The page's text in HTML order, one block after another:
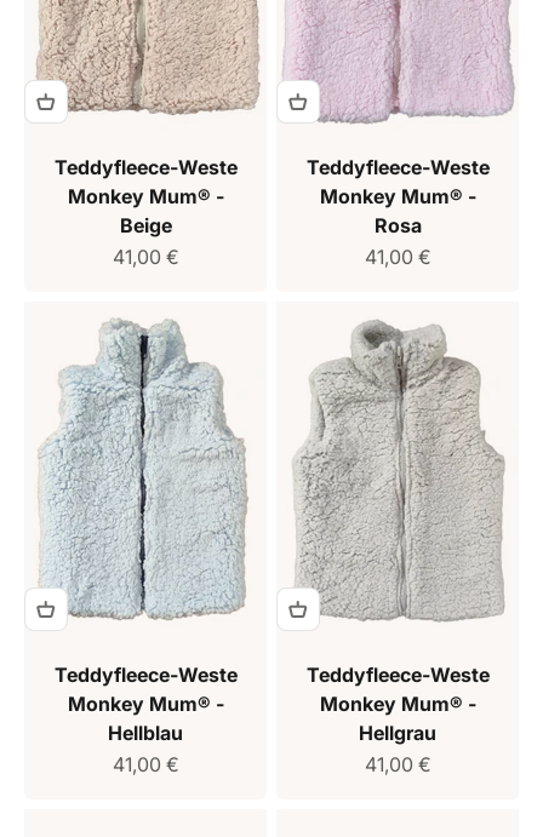
Teddyfleece-Weste
Monkey Mum® -
Beige
Verkaufspreis
41,00 €
Teddyfleece-Weste
Monkey Mum® -
Rosa
Verkaufspreis
41,00 €
Teddyfleece-Weste
Monkey Mum® -
Hellblau
Verkaufspreis
41,00 €
Teddyfleece-Weste
Monkey Mum® -
Hellgrau
Verkaufspreis
41,00 €